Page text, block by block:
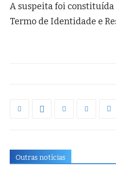
A suspeita foi
Termo de Identidade e
Outras notícias